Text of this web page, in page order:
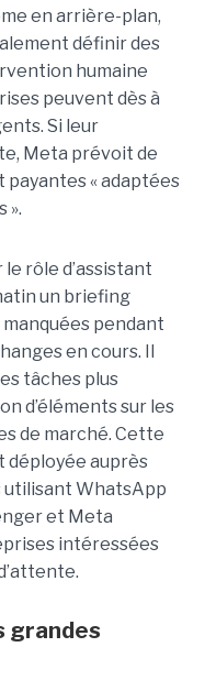
en arrière-plan,
définir des
humaine
peuvent dès à
Si leur
Meta prévoit de
payantes « adaptées
».
rôle d’assistant
un briefing
pendant
en cours. Il
tâches plus
d’éléments sur les
de marché. Cette
auprès
utilisant WhatsApp
et Meta
intéressées
grandes